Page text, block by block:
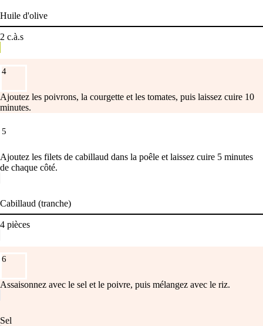
Huile d'olive
2 c.à.s
4
Ajoutez les poivrons, la courgette et les tomates, puis laissez cuire 10
minutes.
5
Ajoutez les filets de cabillaud dans la poêle et laissez cuire 5 minutes
de chaque côté.
Cabillaud (tranche)
4 pièces
6
Assaisonnez avec le sel et le poivre, puis mélangez avec le riz.
Sel